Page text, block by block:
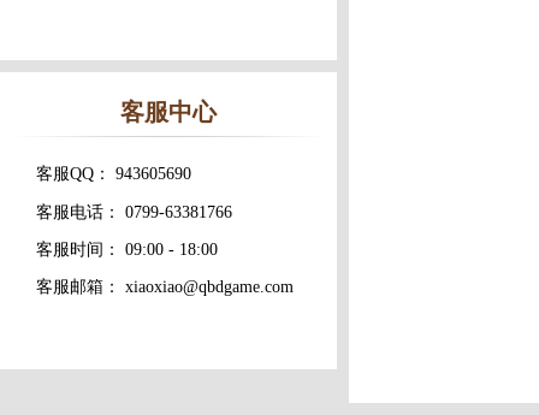
客服中心
客服QQ： 943605690
客服电话： 0799-63381766
客服时间： 09:00 - 18:00
客服邮箱： xiaoxiao@qbdgame.com